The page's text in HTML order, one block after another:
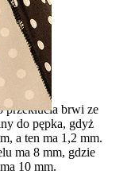
przekłucia brwi ze
do pępka, gdyż
a ten ma 1,2 mm.
ma 8 mm, gdzie
10 mm.